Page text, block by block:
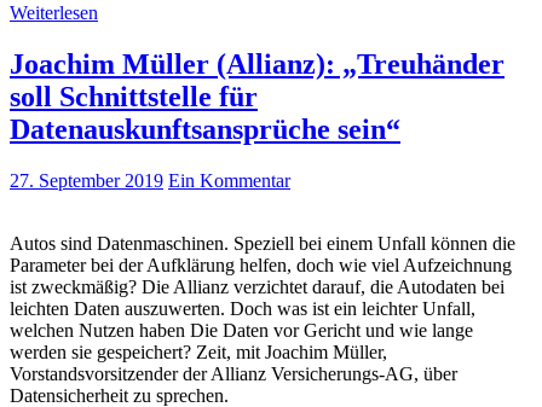
Weiterlesen
Joachim Müller (Allianz): „Treuhänder
soll Schnittstelle für
Datenauskunftsansprüche sein“
27. September 2019 Ein Kommentar
Autos sind Datenmaschinen. Speziell bei einem Unfall können die
Parameter bei der Aufklärung helfen, doch wie viel Aufzeichnung
ist zweckmäßig? Die Allianz verzichtet darauf, die Autodaten bei
leichten Daten auszuwerten. Doch was ist ein leichter Unfall,
welchen Nutzen haben Die Daten vor Gericht und wie lange
werden sie gespeichert? Zeit, mit Joachim Müller,
Vorstandsvorsitzender der Allianz Versicherungs-AG, über
Datensicherheit zu sprechen.